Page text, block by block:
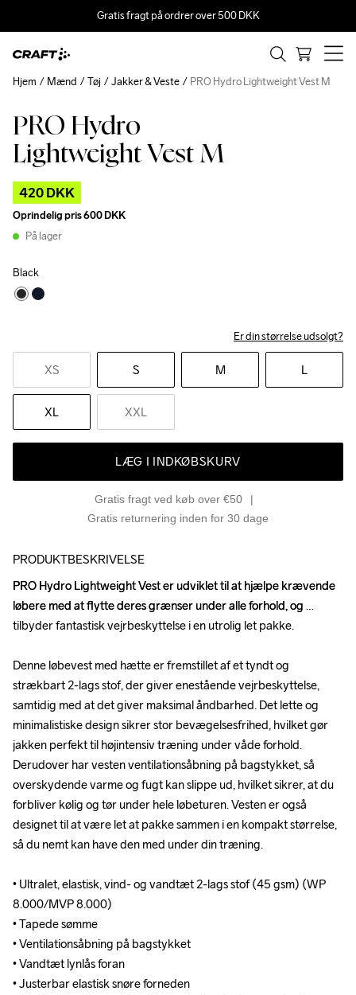
Gratis fragt på ordrer over 500 DKK
PRO Hydro
Lightweight Vest M
420 DKK
Oprindelig pris600 DKK
På lager
Black
Er din størrelse udsolgt?
XS S M L
XL XXL
LÆG I INDKØBSKURV
Gratis fragt ved køb over €50
Gratis returnering inden for 30 dage
Hjem Mænd Tøj Jakker & Veste PRO Hydro Lightweight Vest M
Outlet
PRODUKTBESKRIVELSE
PRO Hydro Lightweight Vest er udviklet til at hjælpe krævende
løbere med at flytte deres grænser under alle forhold, og
tilbyder fantastisk vejrbeskyttelse i en utrolig let pakke.
Denne løbevest med hætte er fremstillet af et tyndt og
strækbart 2-lags stof, der giver enestående vejrbeskyttelse,
samtidig med at det giver maksimal åndbarhed. Det lette og
minimalistiske design sikrer stor bevægelsesfrihed, hvilket gør
jakken perfekt til højintensiv træning under våde forhold.
Derudover har vesten ventilationsåbning på bagstykket, så
overskydende varme og fugt kan slippe ud, hvilket sikrer, at du
forbliver kølig og tør under hele løbeturen. Vesten er også
designet til at være let at pakke sammen i en kompakt størrelse,
så du nemt kan have den med under din træning.
• Ultralet, elastisk, vind- og vandtæt 2-lags stof (45 gsm) (WP
8.000/MVP 8.000)
• Tapede sømme
• Ventilationsåbning på bagstykket
• Vandtæt lynlås foran
• Justerbar elastisk snøre forneden
PRO Hydro Lightweight Vest er udviklet til at hjælpe krævende
løbere med at flytte deres grænser under alle forhold, og
tilbyder fantastisk vejrbeskyttelse i en utrolig let pakke.
Denne løbevest med hætte er fremstillet af et tyndt og
strækbart 2-lags stof, der giver enestående vejrbeskyttelse,
samtidig med at det giver maksimal åndbarhed. Det lette og
minimalistiske design sikrer stor bevægelsesfrihed, hvilket gør
jakken perfekt til højintensiv træning under våde forhold.
Derudover har vesten ventilationsåbning på bagstykket, så
overskydende varme og fugt kan slippe ud, hvilket sikrer, at du
forbliver kølig og tør under hele løbeturen. Vesten er også
designet til at være let at pakke sammen i en kompakt størrelse,
så du nemt kan have den med under din træning.
• Ultralet, elastisk, vind- og vandtæt 2-lags stof (45 gsm) (WP
8.000/MVP 8.000)
• Tapede sømme
• Ventilationsåbning på bagstykket
• Vandtæt lynlås foran
• Justerbar elastisk snøre forneden